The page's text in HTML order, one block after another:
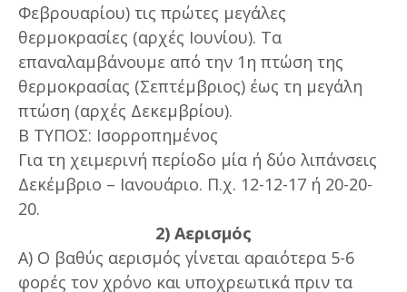
Φεβρουαρίου) τις πρώτες μεγάλες
θερμοκρασίες (αρχές Ιουνίου). Τα
επαναλαμβάνουμε από την 1η πτώση της
θερμοκρασίας (Σεπτέμβριος) έως τη μεγάλη
πτώση (αρχές Δεκεμβρίου).
Β ΤΥΠΟΣ: Ισορροπημένος
Για τη χειμερινή περίοδο μία ή δύο λιπάνσεις
Δεκέμβριο – Ιανουάριο. Π.χ. 12-12-17 ή 20-20-
20.
2) Αερισμός
Α) Ο βαθύς αερισμός γίνεται αραιότερα 5-6
φορές τον χρόνο και υποχρεωτικά πριν τα